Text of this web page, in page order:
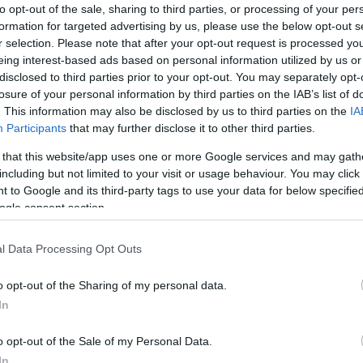
opt-out of the sale, sharing to third parties, or processing of your
for targeted advertising by us, please use the below opt-out
selection. Please note that after your opt-out request is processed
interest-based ads based on personal information utilized by us
to third parties prior to your opt-out. You may separately
of your personal information by third parties on the IAB’s list of
This information may also be disclosed by us to third parties on the
Participants that may further disclose it to other third parties.
that this website/app uses one or more Google services and may
but not limited to your visit or usage behaviour. You may
to Google and its third-party tags to use your data for below
consent section.
Data Processing Opt Outs
opt-out of the Sharing of my personal data.
opt-out of the Sale of my Personal Data.
Τα
Οι Ράδιο Αρβύλα επανέρχονται απόψε
στον ΑΝΤ1 διατηρώντας την ίδια ουσία.
του
ανατροπή μετά από την εξαιρετική